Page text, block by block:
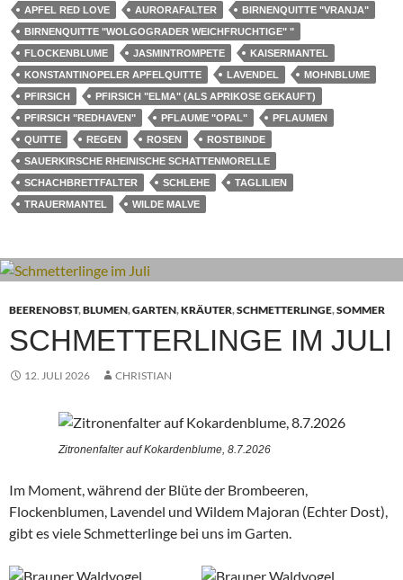
APFEL RED LOVE AURORAFALTER
BIRNENQUITTE "VRANJA"
BIRNENQUITTE "WOLGOGRADER WEICHFRUCHTIGE" "
FLOCKENBLUME
JASMINTROMPETE
KAISERMANTEL
KONSTANTINOPELER APFELQUITTE
LAVENDEL
MOHNBLUME
PFIRSICH
PFIRSICH "ELMA" (ALS APRIKOSE GEKAUFT)
PFIRSICH "REDHAVEN"
PFLAUME "OPAL"
PFLAUMEN
QUITTE
REGEN ROSEN
ROSTBINDE
SAUERKIRSCHE RHEINISCHE SCHATTENMORELLE
SCHACHBRETTFALTER
SCHLEHE
TAGLILIEN
TRAUERMANTEL
WILDE MALVE
BEERENOBST,BLUMEN,GARTEN,KRÄUTER,SCHMETTERLINGE,SOMMER
SCHMETTERLINGE IM JULI
12. JULI 2026 CHRISTIAN
Zitronenfalter auf Kokardenblume, 8.7.2026
Im Moment, während der Blüte der Brombeeren,
Flockenblumen, Lavendel und Wildem Majoran (Echter Dost),
gibt es viele Schmetterlinge bei uns im Garten.